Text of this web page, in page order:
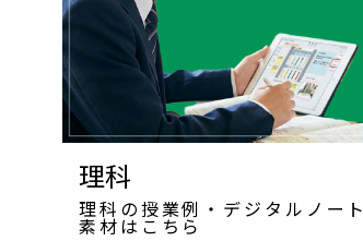
理科
理科の授業例・デジタルノート
素材はこちら